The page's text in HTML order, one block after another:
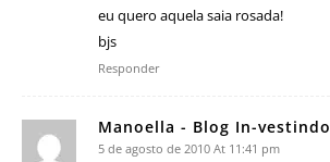
eu quero aquela saia rosada!
bjs
Responder
Manoella - Blog In-vestindo
5 de agosto de 2010 At 11:41 pm